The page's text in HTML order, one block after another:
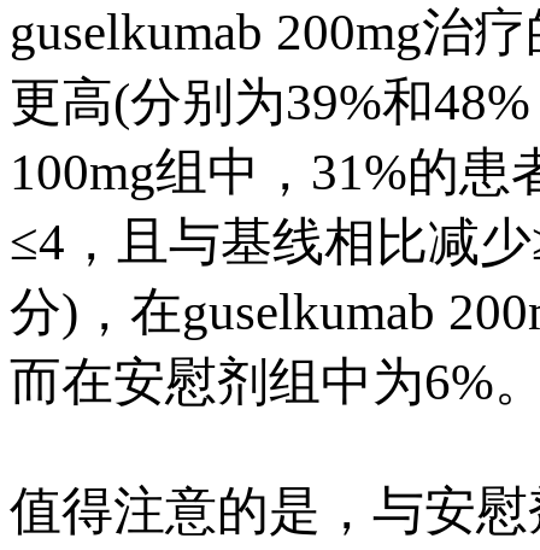
guselkumab 200mg治
更高(分别为39%和
100mg组中，31%的
≤4，且与基线相比减
分)，在guselkumab
而在安慰剂组中为6%
值得注意的是，与安